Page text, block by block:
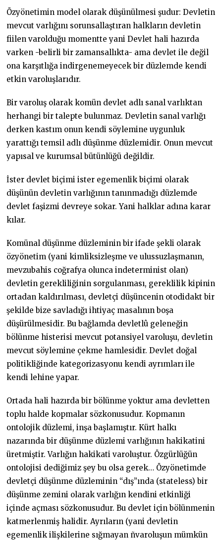
Özyönetimin model olarak düşünülmesi şudur: Devletin
mevcut varlığını sorunsallaştıran halkların devletin
fiilen varolduğu momentte yani Devlet hali hazırda
varken -belirli bir zamansallıkta- ama devlet ile değil
ona karşıtlığa indirgenemeyecek bir düzlemde kendi
etkin varoluşlarıdır.
Bir varoluş olarak komün devlet adlı sanal varlıktan
herhangi bir talepte bulunmaz. Devletin sanal varlığı
derken kastım onun kendi söylemine uygunluk
yarattığı temsil adlı düşünme düzlemidir. Onun mevcut
yapısal ve kurumsal bütünlüğü değildir.
İster devlet biçimi ister egemenlik biçimi olarak
düşünün devletin varlığının tanınmadığı düzlemde
devlet faşizmi devreye sokar. Yani halklar adına karar
kılar.
Komünal düşünme düzleminin bir ifade şekli olarak
özyönetim (yani kimliksizleşme ve ulussuzlaşmanın,
mevzubahis coğrafya olunca indeterminist olan)
devletin gerekliliğinin sorgulanması, gereklilik kipinin
ortadan kaldırılması, devletçi düşüncenin otodidakt bir
şekilde bize savladığı ihtiyaç masalının boşa
düşürülmesidir. Bu bağlamda devletlû geleneğin
bölünme histerisi mevcut potansiyel varoluşu, devletin
mevcut söylemine çekme hamlesidir. Devlet doğal
politikliğinde kategorizasyonu kendi ayrımları ile
kendi lehine yapar.
Ortada hali hazırda bir bölünme yoktur ama devletten
toplu halde kopmalar sözkonusudur. Kopmanın
ontolojik düzlemi, inşa başlamıştır. Kürt halkı
nazarında bir düşünme düzlemi varlığının hakikatini
üretmiştir. Varlığın hakikati varoluştur. Özgürlüğün
ontolojisi dediğimiz şey bu olsa gerek… Özyönetimde
devletçi düşünme düzleminin “dış”ında (stateless) bir
düşünme zemini olarak varlığın kendini etkinliği
içinde açması sözkonusudur. Bu devlet için bölünmenin
katmerlenmiş halidir. Ayrıların (yani devletin
egemenlik ilişkilerine sığmayan ñvaroluşun mümkün